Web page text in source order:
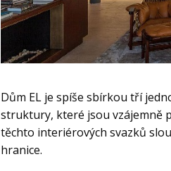
Dům EL je spíše sbírkou tří
struktury, které jsou vzájemně
těchto interiérových svazků
hranice.